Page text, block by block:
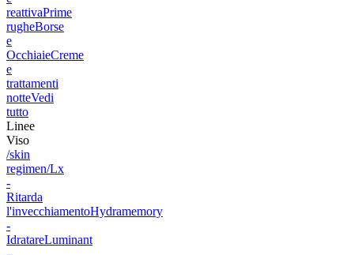
reattivaPrime
rugheBorse
e
OcchiaieCreme
e
trattamenti
notteVedi
tutto
Linee
Viso
/skin
regimen/Lx
-
Ritarda
l'invecchiamentoHydramemory
-
IdratareLuminant